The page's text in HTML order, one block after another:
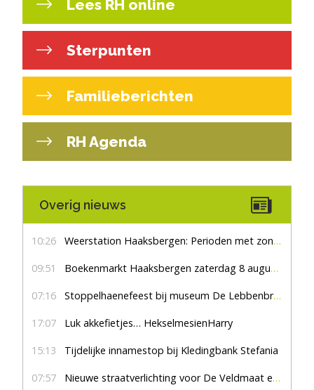
Lees RH online
Sterpunten
Familieberichten
RH Agenda
Overig nieuws
10:26 Weerstation Haaksbergen: Perioden met zon en droog
09:51 Boekenmarkt Haaksbergen zaterdag 8 augustus, marktplein Haaksbergen
07:16 Stoppelhaenefeest bij museum De Lebbenbrugge
17:07 Luk akkefietjes… HekselmesienHarry
15:13 Tijdelijke innamestop bij Kledingbank Stefania
07:57 Nieuwe straatverlichting voor De Veldmaat en De Pas